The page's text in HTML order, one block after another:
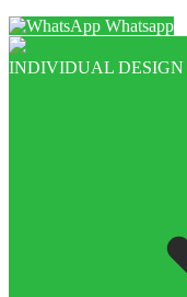
Whatsapp
INDIVIDUAL DESIGN